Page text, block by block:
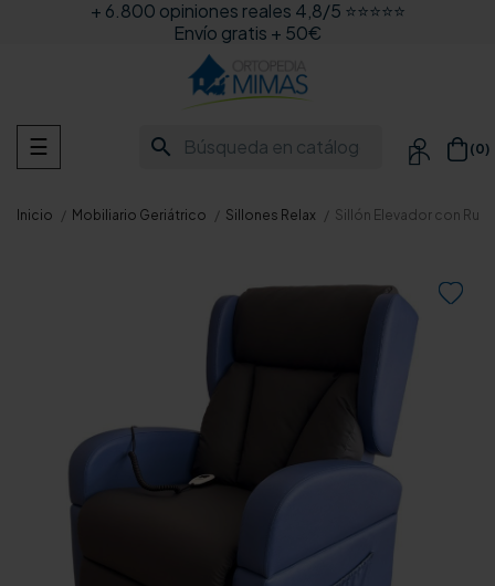
+ 6.800 opiniones reales 4,8/5 ⭐⭐⭐⭐⭐
Envío gratis + 50€
search  (0)
Navegación
de
☰
Inicio Mobiliario Geriátrico Sillones Relax Sillón Elevador con
